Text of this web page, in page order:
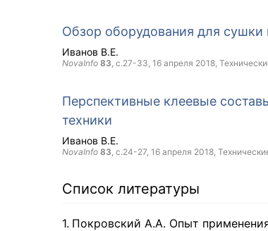
Обзор оборудования для
Иванов В.Е.
NovaInfo 83, с.27-33, 16 апреля 2018,
Перспективные клеевые
техники
Иванов В.Е.
NovaInfo 83, с.24-27, 16 апреля 2018,
Список литературы
Покровский А.А. Опыт